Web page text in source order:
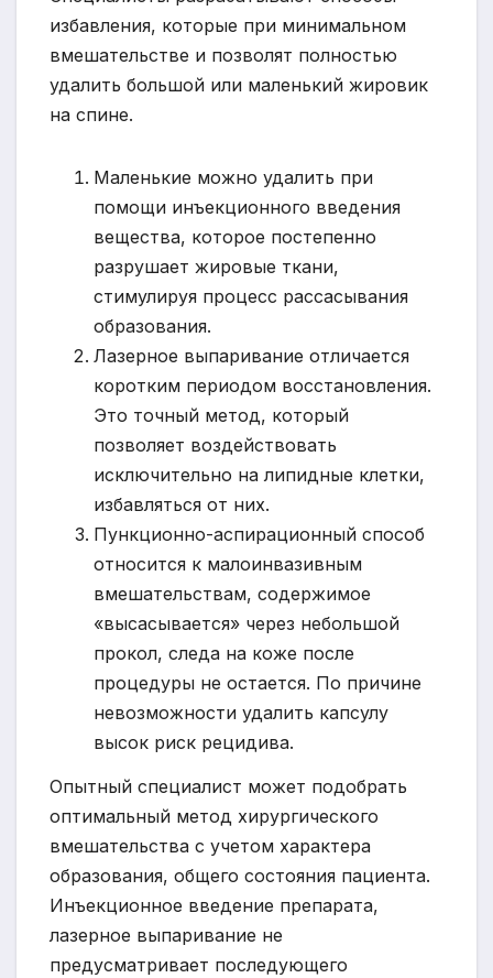
избавления, которые при минимальном
вмешательстве и позволят полностью
удалить большой или маленький жировик
на спине.
Маленькие можно удалить при
помощи инъекционного введения
вещества, которое постепенно
разрушает жировые ткани,
стимулируя процесс рассасывания
образования.
Лазерное выпаривание отличается
коротким периодом восстановления.
Это точный метод, который
позволяет воздействовать
исключительно на липидные клетки,
избавляться от них.
Пункционно-аспирационный способ
относится к малоинвазивным
вмешательствам, содержимое
«высасывается» через небольшой
прокол, следа на коже после
процедуры не остается. По причине
невозможности удалить капсулу
высок риск рецидива.
Опытный специалист может подобрать
оптимальный метод хирургического
вмешательства с учетом характера
образования, общего состояния пациента.
Инъекционное введение препарата,
лазерное выпаривание не
предусматривает последующего